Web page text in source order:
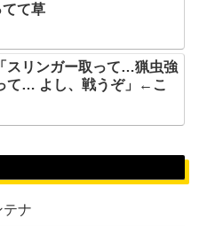
て草
スリンガー取って…猟虫強
て… よし、戦うぞ」←こ
テナ